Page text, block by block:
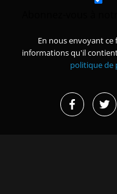
En nous envoyant ce
informations qu'il
politique de